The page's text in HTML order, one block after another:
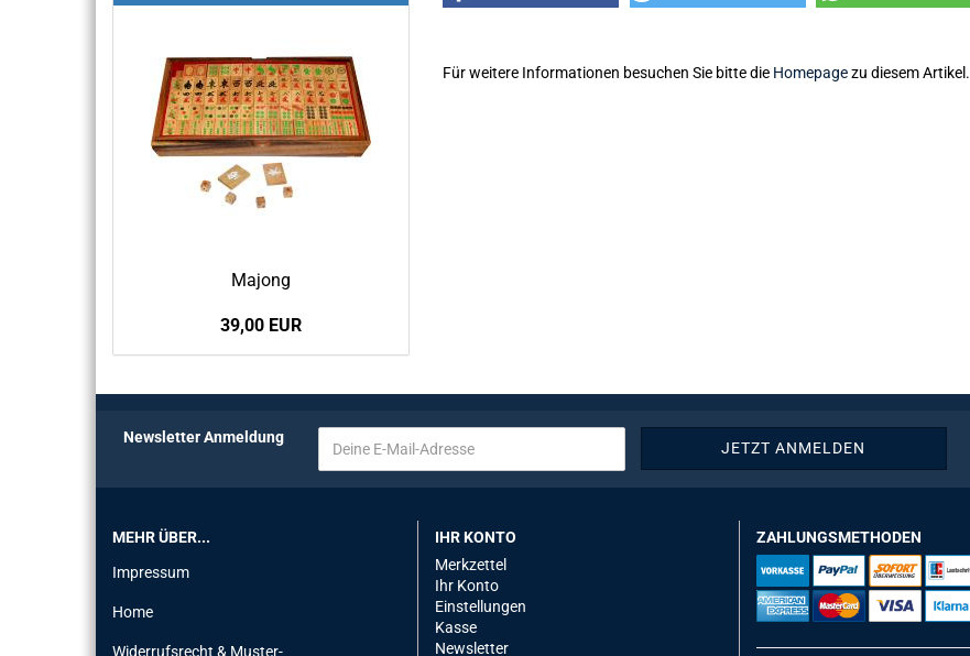
Für weitere Informationen besuchen Sie bitte die Homepagezu diesem Artikel.
Ma­jong
39,00 EUR
Newsletter Anmeldung
MEHR ÜBER...
Impressum
Home
Widerrufsrecht & Muster-
IHR KONTO
Merkzettel
Ihr Konto
Einstellungen
Kasse
Newsletter
ZAHLUNGSMETHODEN